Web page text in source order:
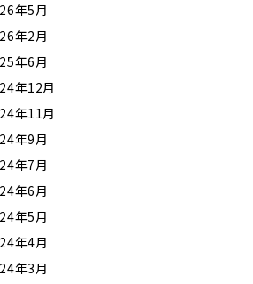
年5月
年2月
年6月
年12月
年11月
年9月
年7月
年6月
年5月
年4月
年3月